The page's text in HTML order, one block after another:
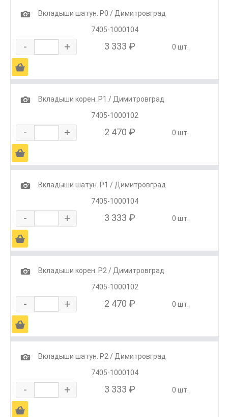
1
Вкладыши шатун. Р0 / Димитровград
7405-1000104
- + 3 333 ₽ 0 шт.
Ä
1
Вкладыши корен. Р1 / Димитровград
7405-1000102
- + 2 470 ₽ 0 шт.
Ä
1
Вкладыши шатун. Р1 / Димитровград
7405-1000104
- + 3 333 ₽ 0 шт.
Ä
1
Вкладыши корен. Р2 / Димитровград
7405-1000102
- + 2 470 ₽ 0 шт.
Ä
1
Вкладыши шатун. Р2 / Димитровград
7405-1000104
- + 3 333 ₽ 0 шт.
Ä